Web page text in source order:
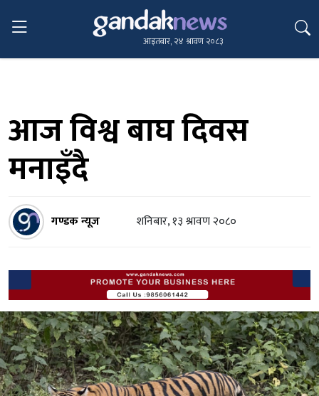
आइतबार, २४ श्रावण २०८३
आज विश्व बाघ दिवस
मनाइँदै
गण्डक न्यूज शनिबार, १३ श्रावण २०८०